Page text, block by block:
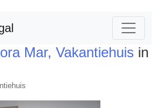
Mar, Vakantiehuis in